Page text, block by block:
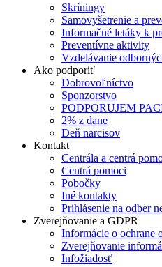
Skríningy
Samovyšetrenie a
Informačné letáky k
Preventívne aktivity
Vzdelávanie
Ako podporiť
Dobrovoľníctvo
Sponzorstvo
PODPORUJEM
2% z dane
Deň narcisov
Kontakt
Centrála a centrá
Centrá pomoci
Pobočky
Iné kontakty
Prihlásenie na odber
Zverejňovanie a GDPR
Informácie o ochrane
Zverejňovanie
Infožiadosť